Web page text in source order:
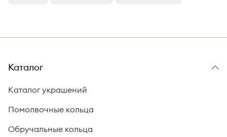
Каталог
Каталог украшений
Помолвочные кольца
Обручальные кольца